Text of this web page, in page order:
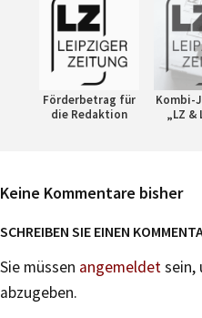
Förderbetrag für
die Redaktion
Kombi-
„LZ &
Keine Kommentare bisher
SCHREIBEN SIE EINEN
Sie müssen angemeldetsein,
abzugeben.